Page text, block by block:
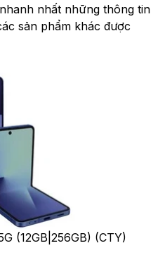
nhất những thông tin
sản phẩm khác được
(12GB|256GB) (CTY)